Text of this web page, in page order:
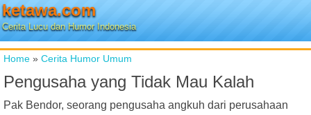
ketawa.com
Cerita Lucu dan Humor Indonesia
Home » Cerita Humor Umum
Pengusaha yang Tidak Mau Kalah
Pak Bendor, seorang pengusaha angkuh dari perusahaan